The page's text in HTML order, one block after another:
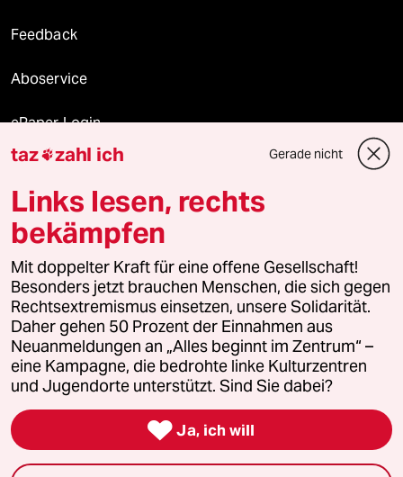
Feedback
Aboservice
ePaper Login
Downloads für Abonnierende
© 2026 taz Verlags und Vertriebs GmbH
Alle Rechte vorbehalten. Bei rechtlichen Fragen oder für Genehmigungen
wenden Sie sich bitte an lizenzen@taz.de
Feedback Redaktionsstatut Kommune-Richtlinien
Leitlinie Informant Datenschutz Impressum AGB
Seitenwende Einwilligungen widerrufen (Ads)
taz zahl ich Gerade nicht
Links lesen, rechts
bekämpfen
Mit doppelter Kraft für eine offene Gesellschaft!
Besonders jetzt brauchen Menschen, die sich gegen
Rechtsextremismus einsetzen, unsere Solidarität.
Daher gehen 50 Prozent der Einnahmen aus
Neuanmeldungen an „Alles beginnt im Zentrum“ –
eine Kampagne, die bedrohte linke Kulturzentren
und Jugendorte unterstützt. Sind Sie dabei?
 Ja, ich will